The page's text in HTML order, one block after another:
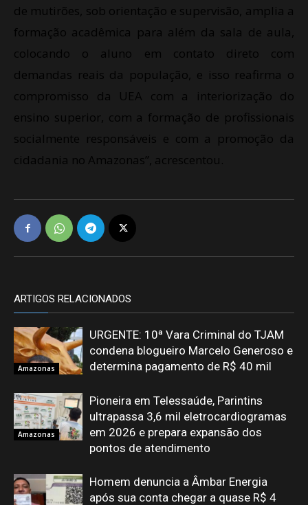
de mutirões, sob orientação e supervisão, amplia a
formação acadêmica para além da sala de aula,
colocando o aluno em contato direto com
demandas reais da população, e isso reafirma o
compromisso da UEA com a interiorização do
ensino superior, com a formação de profissionais
socialmente responsáveis e com a promoção da
cidadania no Amazonas”, acrescentou.
ARTIGOS RELACIONADOS
Amazonas
URGENTE: 10ª Vara Criminal do TJAM
condena blogueiro Marcelo Generoso e
determina pagamento de R$ 40 mil
Amazonas
Pioneira em Telessaúde, Parintins
ultrapassa 3,6 mil eletrocardiogramas
em 2026 e prepara expansão dos
pontos de atendimento
Homem denuncia a Âmbar Energia
após sua conta chegar a quase R$ 4